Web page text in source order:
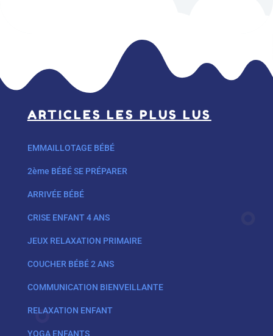
ARTICLES LES PLUS LUS
EMMAILLOTAGE BÉBÉ
2ème BÉBÉ SE PRÉPARER
ARRIVÉE BÉBÉ
CRISE ENFANT 4 ANS
JEUX RELAXATION PRIMAIRE
COUCHER BÉBÉ 2 ANS
COMMUNICATION BIENVEILLANTE
RELAXATION ENFANT
YOGA ENFANTS